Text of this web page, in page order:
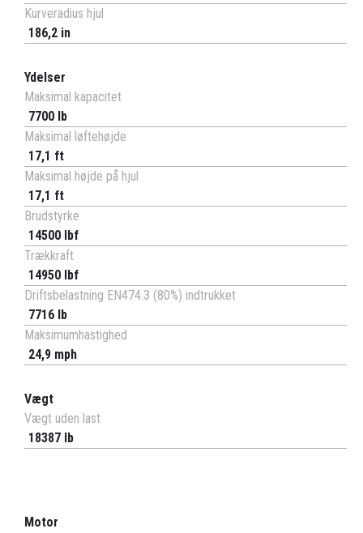
Kurveradius hjul
186,2 in
Ydelser
Maksimal kapacitet
7700 lb
Maksimal løftehøjde
17,1 ft
Maksimal højde på hjul
17,1 ft
Brudstyrke
14500 lbf
Trækkraft
14950 lbf
Driftsbelastning EN474.3 (80%) indtrukket
7716 lb
Maksimumhastighed
24,9 mph
Vægt
Vægt uden last
18387 lb
Motor